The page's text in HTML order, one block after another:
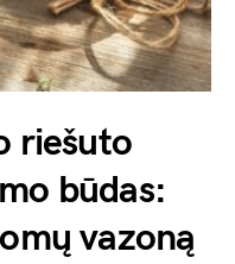
riešuto
būdas:
vazoną